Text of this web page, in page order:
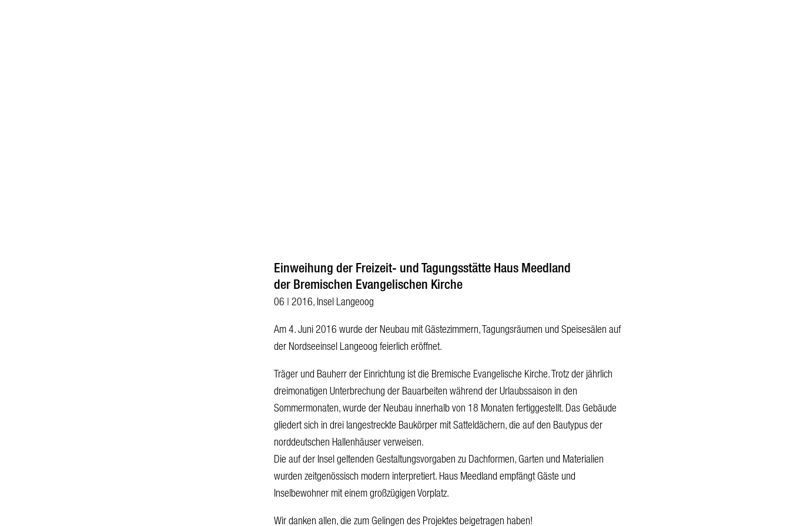
Einweihung der Freizeit- und Tagungsstätte Haus Meedland
der Bremischen Evangelischen Kirche
06 | 2016, Insel Langeoog
Am 4. Juni 2016 wurde der Neubau mit Gästezimmern, Tagungsräumen und Speisesälen auf
der Nordseeinsel Langeoog feierlich eröffnet.
Träger und Bauherr der Einrichtung ist die Bremische Evangelische Kirche. Trotz der jährlich
dreimonatigen Unterbrechung der Bauarbeiten während der Urlaubssaison in den
Sommermonaten, wurde der Neubau innerhalb von 18 Monaten fertiggestellt. Das Gebäude
gliedert sich in drei langestreckte Baukörper mit Satteldächern, die auf den Bautypus der
norddeutschen Hallenhäuser verweisen.
Die auf der Insel geltenden Gestaltungsvorgaben zu Dachformen, Garten und Materialien
wurden zeitgenössisch modern interpretiert. Haus Meedland empfängt Gäste und
Inselbewohner mit einem großzügigen Vorplatz.
Wir danken allen, die zum Gelingen des Projektes beigetragen haben!